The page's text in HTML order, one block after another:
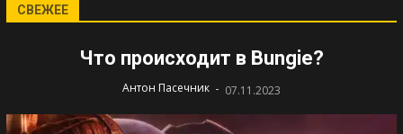
СВЕЖЕЕ
Что происходит в Bungie?
Антон Пасечник - 07.11.2023